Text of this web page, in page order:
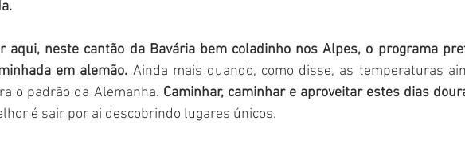
aqui, neste cantão da Bavária bem coladinho nos Alpes, o programa
em alemão. Ainda mais quando, como disse, as temperaturas
o padrão da Alemanha. Caminhar, caminhar e aproveitar estes dias
é sair por ai descobrindo lugares únicos.